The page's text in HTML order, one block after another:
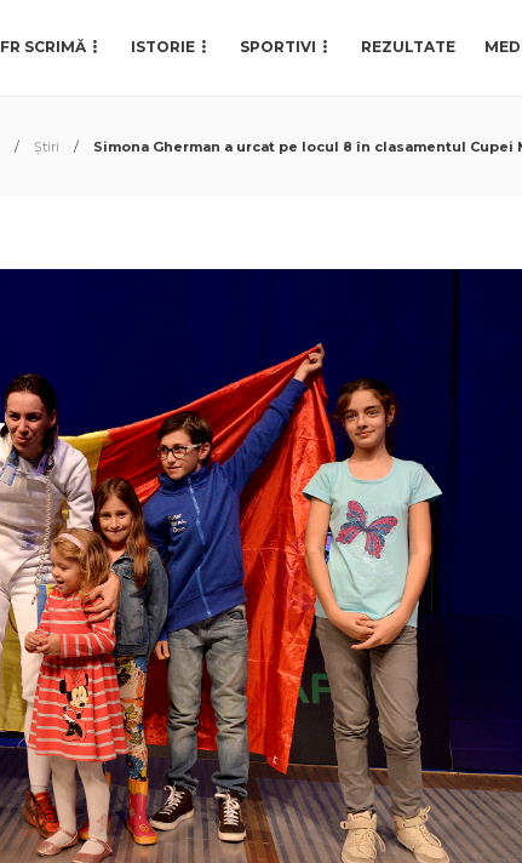
FR SCRIMĂ ISTORIE SPORTIVI REZULTATE
Știri Simona Gherman a urcat pe locul 8 în clasamentul